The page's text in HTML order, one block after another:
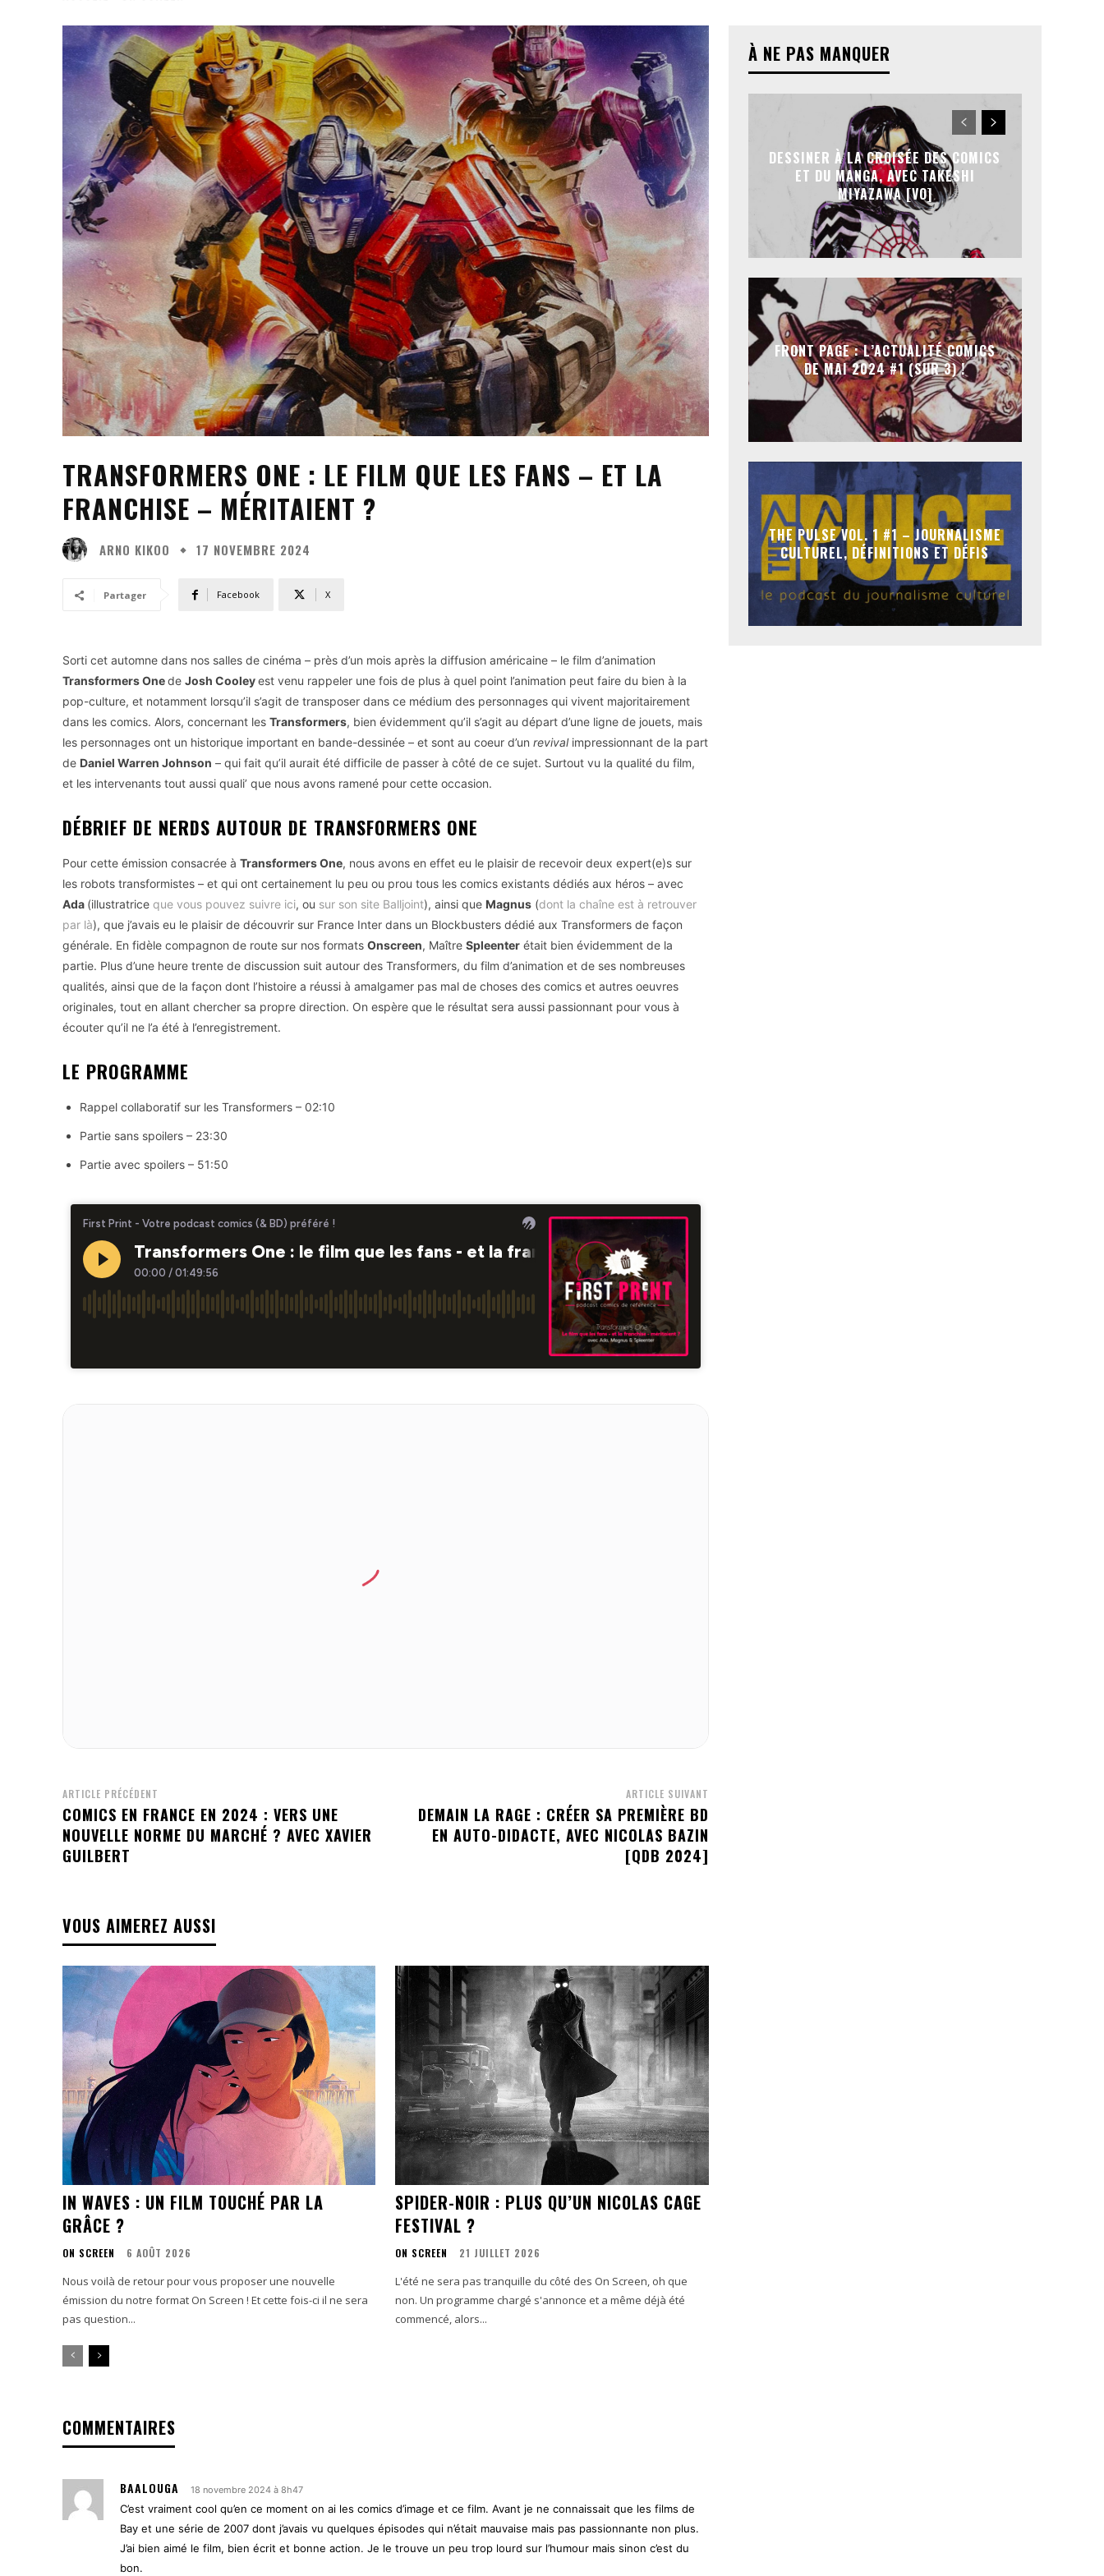
TRANSFORMERS ONE : LE FILM QUE LES FANS – ET LA
FRANCHISE – MÉRITAIENT ?
ARNO KIKOO 17 NOVEMBRE 2024
Partager Facebook X
Sorti cet automne dans nos salles de cinéma – près d’un mois après la diffusion américaine – le film d’animation
Transformers Onede Josh Cooleyest venu rappeler une fois de plus à quel point l’animation peut faire du bien à la
pop-culture, et notamment lorsqu’il s’agit de transposer dans ce médium des personnages qui vivent majoritairement
dans les comics. Alors, concernant les Transformers, bien évidemment qu’il s’agit au départ d’une ligne de jouets, mais
les personnages ont un historique important en bande-dessinée – et sont au coeur d’un revival impressionnant de la part
de Daniel Warren Johnson – qui fait qu’il aurait été difficile de passer à côté de ce sujet. Surtout vu la qualité du film,
et les intervenants tout aussi quali’ que nous avons ramené pour cette occasion.
DÉBRIEF DE NERDS AUTOUR DE TRANSFORMERS ONE
Pour cette émission consacrée à Transformers One, nous avons en effet eu le plaisir de recevoir deux expert(e)s sur
les robots transformistes – et qui ont certainement lu peu ou prou tous les comics existants dédiés aux héros – avec
Ada (illustratrice que vous pouvez suivre ici, ou sur son site Balljoint), ainsi que Magnus (dont la chaîne est à retrouver
par là), que j’avais eu le plaisir de découvrir sur France Inter dans un Blockbusters dédié aux Transformers de façon
générale. En fidèle compagnon de route sur nos formats Onscreen, Maître Spleenter était bien évidemment de la
partie. Plus d’une heure trente de discussion suit autour des Transformers, du film d’animation et de ses nombreuses
qualités, ainsi que de la façon dont l’histoire a réussi à amalgamer pas mal de choses des comics et autres oeuvres
originales, tout en allant chercher sa propre direction. On espère que le résultat sera aussi passionnant pour vous à
écouter qu’il ne l’a été à l’enregistrement.
LE PROGRAMME
Rappel collaboratif sur les Transformers – 02:10
Partie sans spoilers – 23:30
Partie avec spoilers – 51:50
ARTICLE PRÉCÉDENT
COMICS EN FRANCE EN 2024 : VERS UNE
NOUVELLE NORME DU MARCHÉ ? AVEC XAVIER
GUILBERT
ARTICLE SUIVANT
DEMAIN LA RAGE : CRÉER SA PREMIÈRE BD
EN AUTO-DIDACTE, AVEC NICOLAS BAZIN
[QDB 2024]
VOUS AIMEREZ AUSSI
IN WAVES : UN FILM TOUCHÉ PAR LA
GRÂCE ?
ON SCREEN 6 AOÛT 2026
Nous voilà de retour pour vous proposer une nouvelle
émission du notre format On Screen ! Et cette fois-ci il ne sera
pas question...
SPIDER-NOIR : PLUS QU’UN NICOLAS CAGE
FESTIVAL ?
ON SCREEN 21 JUILLET 2026
L'été ne sera pas tranquille du côté des On Screen, oh que
non. Un programme chargé s'annonce et a même déjà été
commencé, alors...
COMMENTAIRES
BAALOUGA 18 novembre 2024 à 8h47
C’est vraiment cool qu’en ce moment on ai les comics d’image et ce film. Avant je ne connaissait que les films de
Bay et une série de 2007 dont j’avais vu quelques épisodes qui n’était mauvaise mais pas passionnante non plus.
J’ai bien aimé le film, bien écrit et bonne action. Je le trouve un peu trop lourd sur l’humour mais sinon c’est du
bon.
À NE PAS MANQUER
DESSINER À LA CROISÉE DES COMICS
ET DU MANGA, AVEC TAKESHI
MIYAZAWA [VO]
FRONT PAGE : L’ACTUALITÉ COMICS
DE MAI 2024 #1 (SUR 3) !
THE PULSE VOL. 1 #1 – JOURNALISME
CULTUREL, DÉFINITIONS ET DÉFIS